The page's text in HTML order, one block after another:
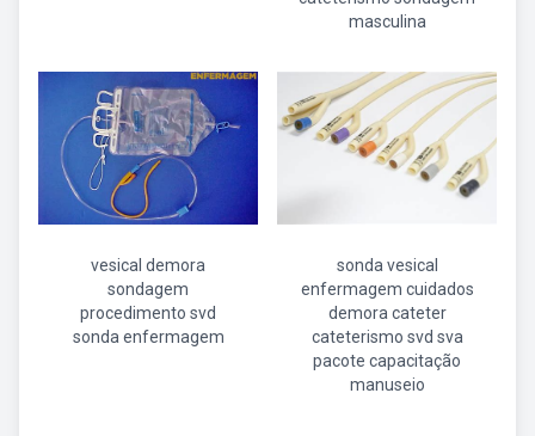
masculina
vesical demora
sondagem
procedimento svd
sonda enfermagem
sonda vesical
enfermagem cuidados
demora cateter
cateterismo svd sva
pacote capacitação
manuseio